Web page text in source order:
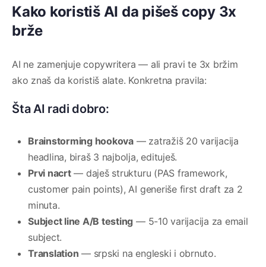
Kako koristiš AI da pišeš copy 3x
brže
AI ne zamenjuje copywritera — ali pravi te 3x bržim
ako znaš da koristiš alate. Konkretna pravila:
Šta AI radi dobro:
Brainstorming hookova— zatražiš 20 varijacija
headlina, biraš 3 najbolja, edituješ.
Prvi nacrt— daješ strukturu (PAS framework,
customer pain points), AI generiše first draft za 2
minuta.
Subject line A/B testing — 5-10 varijacija za email
subject.
Translation — srpski na engleski i obrnuto.